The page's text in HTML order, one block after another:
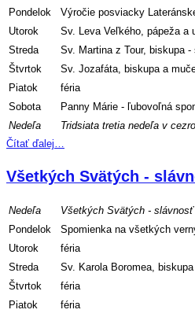
Pondelok
Výročie posviacky
Utorok
Sv. Leva Veľkého, pápeža a
Streda
Sv. Martina z Tour, biskupa -
Štvrtok
Sv. Jozafáta, biskupa a
Piatok
féria
Sobota
Panny Márie - ľubovoľná
Nedeľa
Tridsiata tretia nedeľa v
Čítať ďalej…
Všetkých Svätých -
Nedeľa
Všetkých Svätých - slávnosť
Pondelok
Spomienka na všetkých
Utorok
féria
Streda
Sv. Karola Boromea,
Štvrtok
féria
Piatok
féria